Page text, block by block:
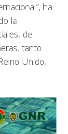
ha
la
de
tanto
Unido,